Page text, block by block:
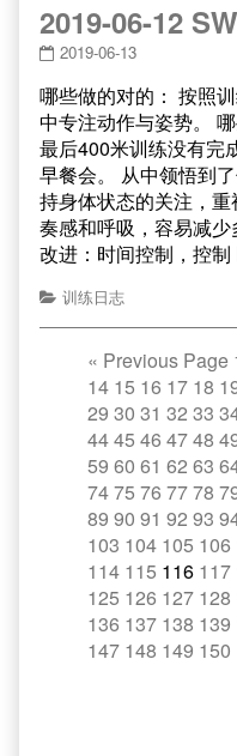
2019-06-12
2019-06-13
哪些做的对的： 按照
中专注动作与姿势。
最后400米训练没有完
早餐会。 从中领悟到
持身体状态的关注，
奏感和呼吸，容易减
改进：时间控制，控制
训练日志
« Previous Page
14 15 16 17 18
29 30 31 32 33
4445 46 4748
59 60 61 62 63
7475 76 7778
89 90 91 92 93
103 104 105 106
114 115 116 117
125 126 127 128
136 137 138 139
147 148 149 150